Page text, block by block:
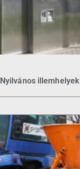
Nyilvános illemhelyek